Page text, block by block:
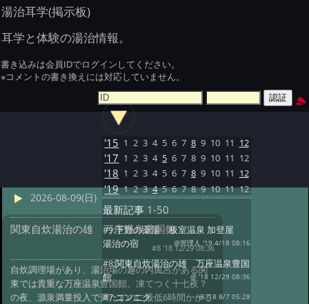
湯治耳学(掲示板)
耳学と体験の湯治情報。
書き込みは会員IDでログインしてください。
※コメントの書き換えには対応していません。
2026-08-09(日)
関東自炊湯治の雄 万座温泉豊国館
#8 '18 12/29 08:36
自炊調理場があり、湯治場の趣の内風呂がある関
東では貴重な万座温泉豊国館。凍てつく十七夜？
の夜、源泉満量投入で満たすのに最低6時間かかる
'15 1 2 3 4 5 6 7 8 9 10 11 12
'17 1 2 3 4 5 6 7 8 9 10 11 12
'18 1 2 3 4 5 6 7 8 9 10 11 12
'19 1 2 3 4 5 6 7 8 9 10 11 12
最新記事 1-50
#9:下野の薬湯 板室温泉 加登屋
湯治の宿
@管理人 '19 4/18 08:16
#8:関東自炊湯治の雄 万座温泉豊国
館
@ '18 12/29 08:36
#7:ニンニク @ '18 8/7 05:28